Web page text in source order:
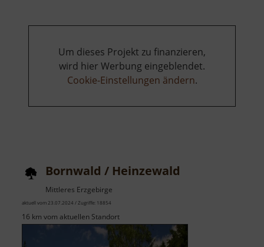
Um dieses Projekt zu finanzieren,
wird hier Werbung eingeblendet.
Cookie-Einstellungen ändern.
Bornwald / Heinzewald
Mittleres Erzgebirge
aktuell vom 23.07.2024 / Zugriffe: 18854
16 km vom aktuellen Standort